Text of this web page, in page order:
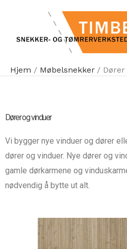
Hjem
Møbelsnekker
Dører og vinduer
Vi bygger nye vinduer og dører
dører og vinduer. Nye dører og
gamle dørkarmene og
nødvendig å bytte ut alt.